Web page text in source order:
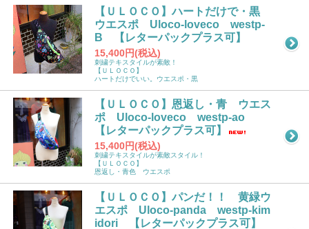
【ＵＬＯＣＯ】ハートだけで・黒
ウエスポ Uloco-loveco westp-
B 【レターパックプラス可】
15,400円(税込)
刺繍テキスタイルが素敵！
【ＵＬＯＣＯ】
ハートだけでいい。ウエスポ・黒
【ＵＬＯＣＯ】恩返し・青 ウエス
ポ Uloco-loveco westp-ao
【レターパックプラス可】
15,400円(税込)
刺繍テキスタイルが素敵スタイル！
【ＵＬＯＣＯ】
恩返し・青色 ウエスポ
【ＵＬＯＣＯ】パンだ！！ 黄緑ウ
エスポ Uloco-panda westp-kim
idori 【レターパックプラス可】